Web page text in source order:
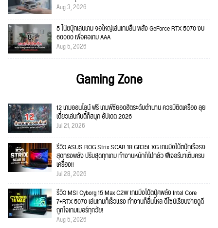
Aug 3, 2026
5 โน้ตบุ๊กเล่นเกม จอใหญ่เล่นเกมลื่น พลัง GeForce RTX 5070 งบ
60000 เพื่อคอเกม AAA
Aug 5, 2026
Gaming Zone
12 เกมออนไลน์ ฟรี เกมพีซียอดฮิตระดับตำนาน ควรมีติดเครื่อง ลุย
เดี่ยวเล่นกับตี้ก็สนุก อัปเดต 2026
Jul 21, 2026
รีวิว ASUS ROG Strix SCAR 18 G835LXG เกมมิ่งโน้ตบุ๊กเรือธง
สุดทรงพลัง ปรับสุดทุกเกม ทำงานหนักก็ไม่กลัว ฟีเจอร์มาเต็มครบ
เครื่อง!!
Jul 28, 2026
รีวิว MSI Cyborg 15 Max C2W เกมมิ่งโน้ตบุ๊คพลัง Intel Core
7+RTX 5070 เล่นเกมก็เร็วแรง ทำงานก็ลื่นไหล ดีไซน์เรียบง่ายดูดี
ถูกใจเกมเมอร์ทุกวัย!
Aug 5, 2026